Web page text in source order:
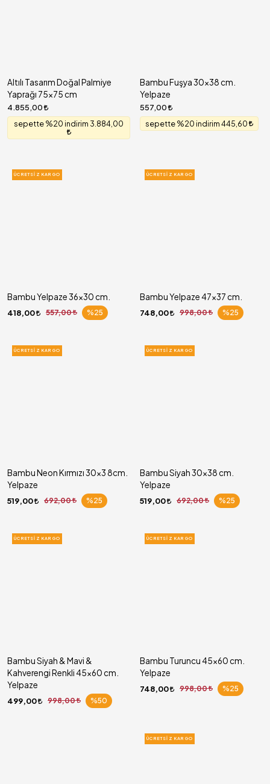
Altılı Tasarım Doğal Palmiye
Yaprağı 75x75 cm
4.855,00
sepette %20 indirim 3.884,00
Bambu Fuşya 30x38 cm.
Yelpaze
557,00
sepette %20 indirim 445,60
ÜCRETSIZ KARGO
Bambu Yelpaze 36x30 cm.
418,00 557,00 %25
ÜCRETSIZ KARGO
Bambu Yelpaze 47x37 cm.
748,00 998,00 %25
ÜCRETSIZ KARGO
Bambu Neon Kırmızı 30x3 8cm.
Yelpaze
519,00 692,00 %25
ÜCRETSIZ KARGO
Bambu Siyah 30x38 cm.
Yelpaze
519,00 692,00 %25
ÜCRETSIZ KARGO
Bambu Siyah & Mavi &
Kahverengi Renkli 45x60 cm.
Yelpaze
499,00 998,00 %50
ÜCRETSIZ KARGO
Bambu Turuncu 45x60 cm.
Yelpaze
748,00 998,00 %25
ÜCRETSIZ KARGO